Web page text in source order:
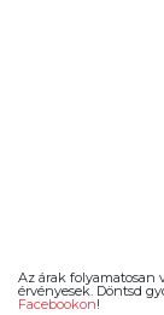
Az árak folyamatosan
érvényesek. Döntsd
Facebookon!